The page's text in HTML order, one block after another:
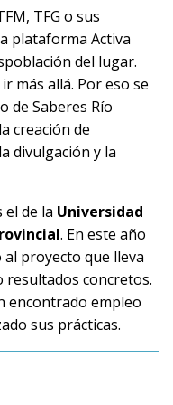
TFG o sus
plataforma Activa
del lugar.
más allá. Por eso se
de Saberes Río
creación de
divulgación y la
de la Universidad
. En este año
al proyecto que lleva
resultados concretos.
encontrado empleo
sus prácticas.